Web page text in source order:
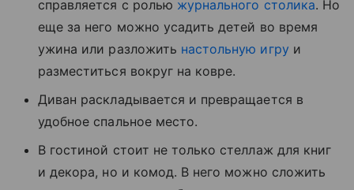
справляется с ролью журнального столика. Но
еще за него можно усадить детей во время
ужина или разложить настольную игру и
разместиться вокруг на ковре.
Диван раскладывается и превращается в
удобное спальное место.
В гостиной стоит не только стеллаж для книг
и декора, но и комод. В него можно сложить